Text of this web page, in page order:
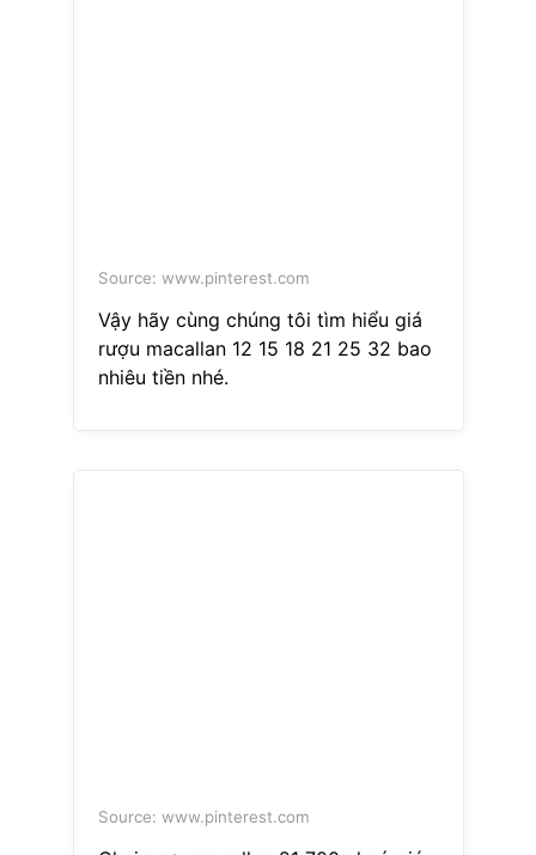
Source: www.pinterest.com
Vậy hãy cùng chúng tôi tìm hiểu giá
rượu macallan 12 15 18 21 25 32 bao
nhiêu tiền nhé.
Source: www.pinterest.com